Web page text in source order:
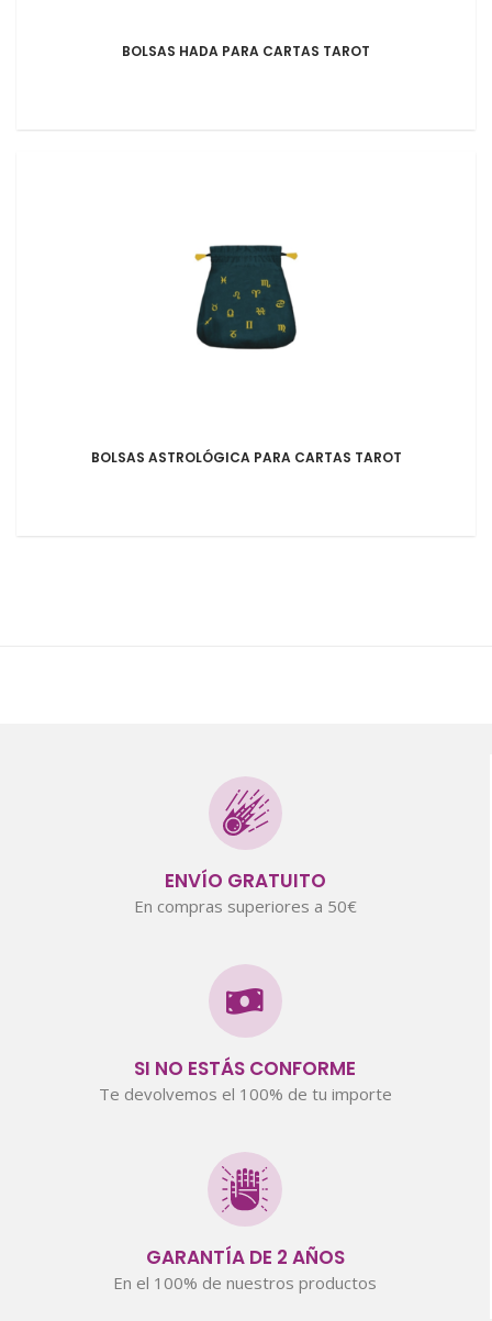
BOLSAS HADA PARA CARTAS TAROT
BOLSAS ASTROLÓGICA PARA CARTAS TAROT
ENVÍO GRATUITO
En compras superiores a 50€
SI NO ESTÁS CONFORME
Te devolvemos el 100% de tu importe
GARANTÍA DE 2 AÑOS
En el 100% de nuestros productos